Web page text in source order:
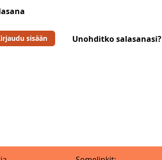
sisään Unohditko salasanasi?